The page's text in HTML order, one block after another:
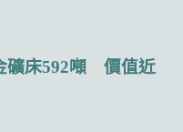
礦床592噸 價值近